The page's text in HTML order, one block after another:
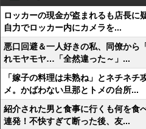
ロッカーの現金が盗まれるも店長に
自力でロッカー内にカメラを...
悪口回避＆一人好きの私、同僚から
れモヤモヤ…「全然違った～」...
「嫁子の料理は未熟ね」とネチネチ
メ。かばわない旦那とトメの台所...
紹介された男と食事に行くも何を食
連発！不快すぎて断った後、友...